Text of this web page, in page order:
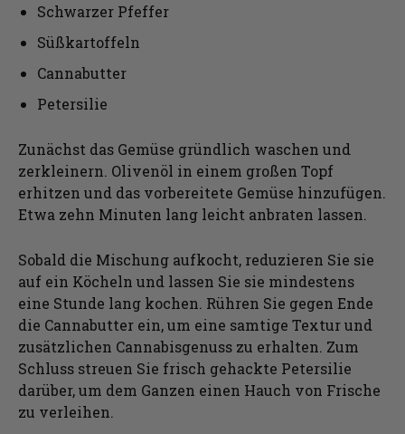
Schwarzer Pfeffer
Süßkartoffeln
Cannabutter
Petersilie
Zunächst das Gemüse gründlich waschen und
zerkleinern. Olivenöl in einem großen Topf
erhitzen und das vorbereitete Gemüse hinzufügen.
Etwa zehn Minuten lang leicht anbraten lassen.
Sobald die Mischung aufkocht, reduzieren Sie sie
auf ein Köcheln und lassen Sie sie mindestens
eine Stunde lang kochen. Rühren Sie gegen Ende
die Cannabutter ein, um eine samtige Textur und
zusätzlichen Cannabisgenuss zu erhalten. Zum
Schluss streuen Sie frisch gehackte Petersilie
darüber, um dem Ganzen einen Hauch von Frische
zu verleihen.